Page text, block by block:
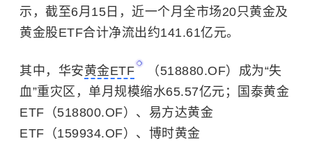
示，截至6月15日，近一个月全市场20只黄金及
黄金股ETF合计净流出约141.61亿元。
其中，华安黄金ETF
（518880.OF）成为“失
血”重灾区，单月规模缩水65.57亿元；国泰黄金
ETF（518800.OF）、易方达黄金
ETF（159934.OF）、博时黄金